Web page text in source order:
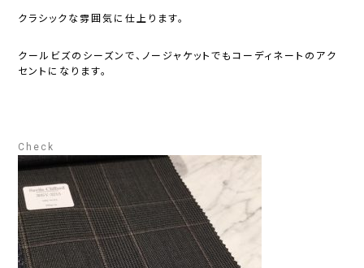
クラシックな雰囲気に仕上ります。
クールビズのシーズンで、ノージャケットでもコーディネートのアク
セントになります。
Check